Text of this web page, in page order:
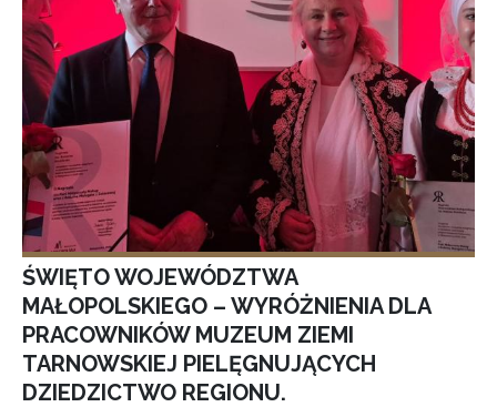
ŚWIĘTO WOJEWÓDZTWA
MAŁOPOLSKIEGO – WYRÓŻNIENIA DLA
PRACOWNIKÓW MUZEUM ZIEMI
TARNOWSKIEJ PIELĘGNUJĄCYCH
DZIEDZICTWO REGIONU.